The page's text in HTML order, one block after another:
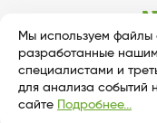
Мы используем файлы
разработанные
специалистами и
для анализа событий
сайте Подробнее...